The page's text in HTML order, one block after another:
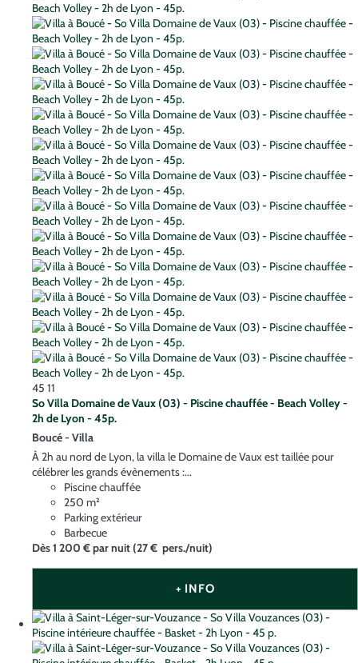
45 11
So Villa Domaine de Vaux (03) - Piscine chauffée - Beach Volley -
2h de Lyon - 45p.
Boucé - Villa
À 2h au nord de Lyon, la villa le Domaine de Vaux est taillée pour
célébrer les grands évènements :...
Piscine chauffée
250 m²
Parking extérieur
Barbecue
Dès1 200 €par nuit(27 € pers./nuit)
+ INFO